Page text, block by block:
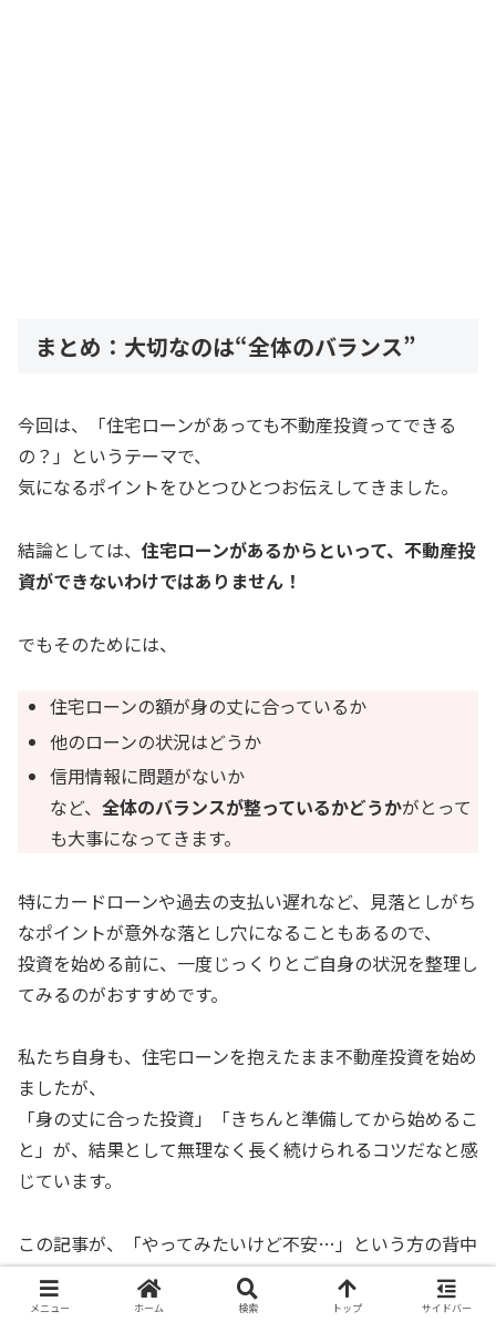
まとめ：大切なのは“全体のバランス”
今回は、「住宅ローンがあっても不動産投資ってできる
の？」というテーマで、
気になるポイントをひとつひとつお伝えしてきました。
結論としては、 住宅ローンがあるからといって、不動産投
資ができないわけではありません！
でもそのためには、
住宅ローンの額が身の丈に合っているか
他のローンの状況はどうか
信用情報に問題がないか
など、全体のバランスが整っているかどうかがとって
も大事になってきます。
特にカードローンや過去の支払い遅れなど、見落としがち
なポイントが意外な落とし穴になることもあるので、
投資を始める前に、一度じっくりとご自身の状況を整理し
てみるのがおすすめです。
私たち自身も、住宅ローンを抱えたまま不動産投資を始め
ましたが、
「身の丈に合った投資」「きちんと準備してから始めるこ
と」が、結果として無理なく長く続けられるコツだなと感
じています。
この記事が、「やってみたいけど不安…」という方の背中
を少しでもそっと押せたらうれしいです♪
未来の選択肢を広げるためにも、ぜひ一歩踏み出してみて
メニュー ホーム 検索 トップ サイドバー